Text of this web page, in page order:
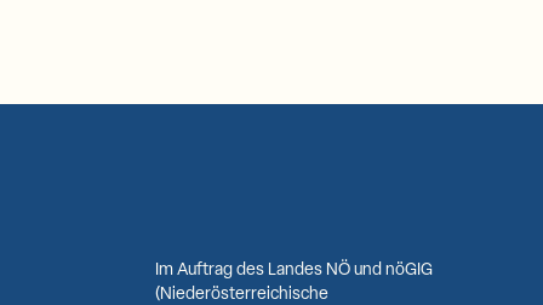
Im Auftrag des Landes NÖ und nöGIG
(Niederösterreichische